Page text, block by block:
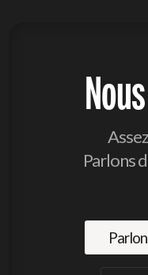
Parlons